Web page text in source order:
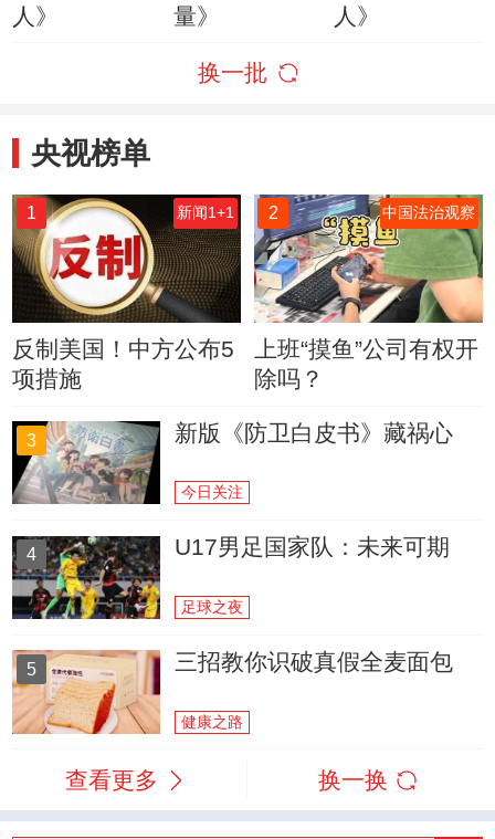
人》
量》
人》
换一批
央视榜单
1 新闻1+1
反制美国！中方公布5
项措施
2 中国法治观察
上班“摸鱼”公司有权开
除吗？
3 新版《防卫白皮书》藏祸心
今日关注
4 U17男足国家队：未来可期
足球之夜
5 三招教你识破真假全麦面包
健康之路
查看更多 换一换